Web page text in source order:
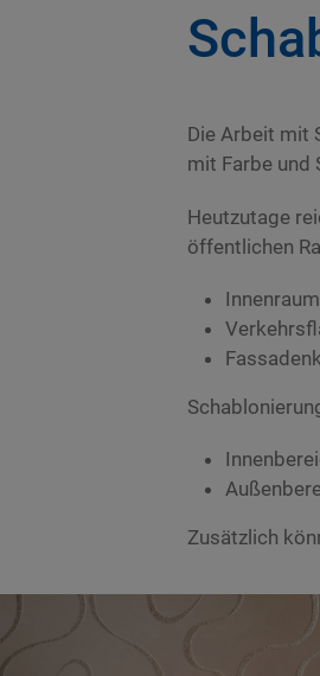
Die Arbeit mit
mit Farbe und
Heutzutage
öffentlichen
Zusätzlich